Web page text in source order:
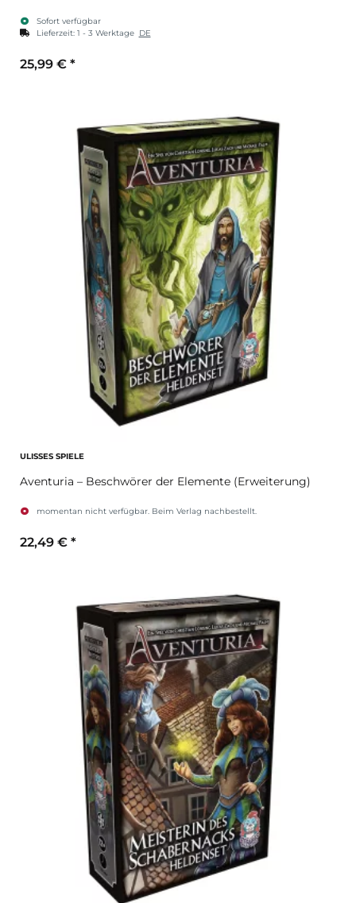
Sofort verfügbar
Lieferzeit: 1 - 3 Werktage DE
25,99 € *
ULISSES SPIELE
Aventuria – Beschwörer der Elemente (Erweiterung)
momentan nicht verfügbar. Beim Verlag nachbestellt.
22,49 € *